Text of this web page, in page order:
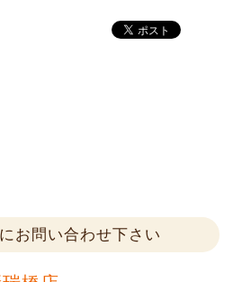
お問い合わせ下さい